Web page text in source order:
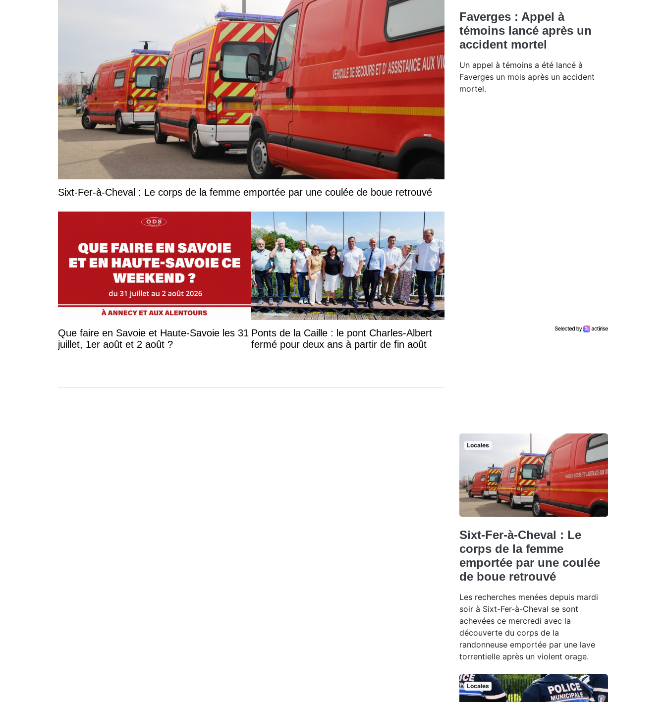
Sixt-Fer-à-Cheval : Le corps de la femme emportée par une coulée de boue retrouvé
Que faire en Savoie et Haute-Savoie les 31
juillet, 1er août et 2 août ?
Ponts de la Caille : le pont Charles-Albert
fermé pour deux ans à partir de fin août
Faverges : Appel à
témoins lancé après un
accident mortel
Un appel à témoins a été lancé à
Faverges un mois après un accident
mortel.
Locales
Sixt-Fer-à-Cheval : Le
corps de la femme
emportée par une coulée
de boue retrouvé
Les recherches menées depuis mardi
soir à Sixt-Fer-à-Cheval se sont
achevées ce mercredi avec la
découverte du corps de la
randonneuse emportée par une lave
torrentielle après un violent orage.
Locales